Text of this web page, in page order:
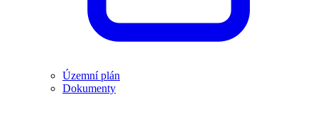
Územní plán
Dokumenty